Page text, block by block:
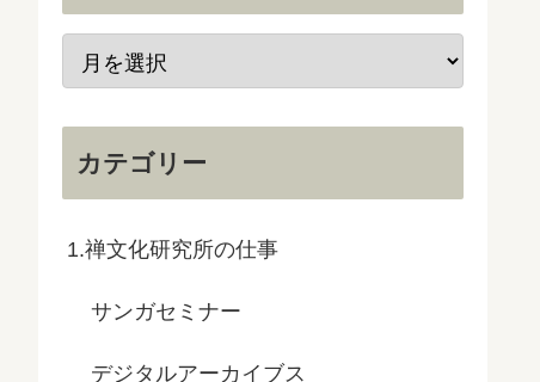
カテゴリー
1.禅文化研究所の仕事
サンガセミナー
デジタルアーカイブス